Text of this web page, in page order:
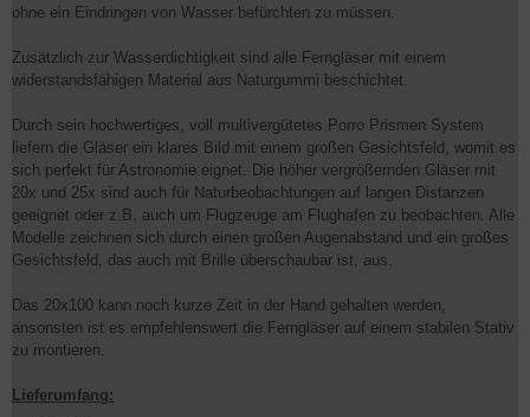
ohne ein Eindringen von Wasser befürchten zu müssen.
Zusätzlich zur Wasserdichtigkeit sind alle Ferngläser mit einem
widerstandsfähigen Material aus Naturgummi beschichtet.
Durch sein hochwertiges, voll multivergütetes Porro Prismen System
liefern die Gläser ein klares Bild mit einem großen Gesichtsfeld, womit es
sich perfekt für Astronomie eignet. Die höher vergrößernden Gläser mit
20x und 25x sind auch für Naturbeobachtungen auf langen Distanzen
geeignet oder z.B. auch um Flugzeuge am Flughafen zu beobachten. Alle
Modelle zeichnen sich durch einen großen Augenabstand und ein großes
Gesichtsfeld, das auch mit Brille überschaubar ist, aus.
Das 20x100 kann noch kurze Zeit in der Hand gehalten werden,
ansonsten ist es empfehlenswert die Ferngläser auf einem stabilen Stativ
zu montieren.
Lieferumfang: